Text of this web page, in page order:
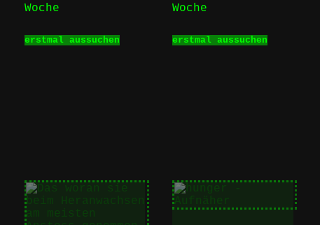
Woche
erstmal aussuchenProdukt
gewählt
werden
Woche
erstmal aussuchenProdukt
gewählt
werden